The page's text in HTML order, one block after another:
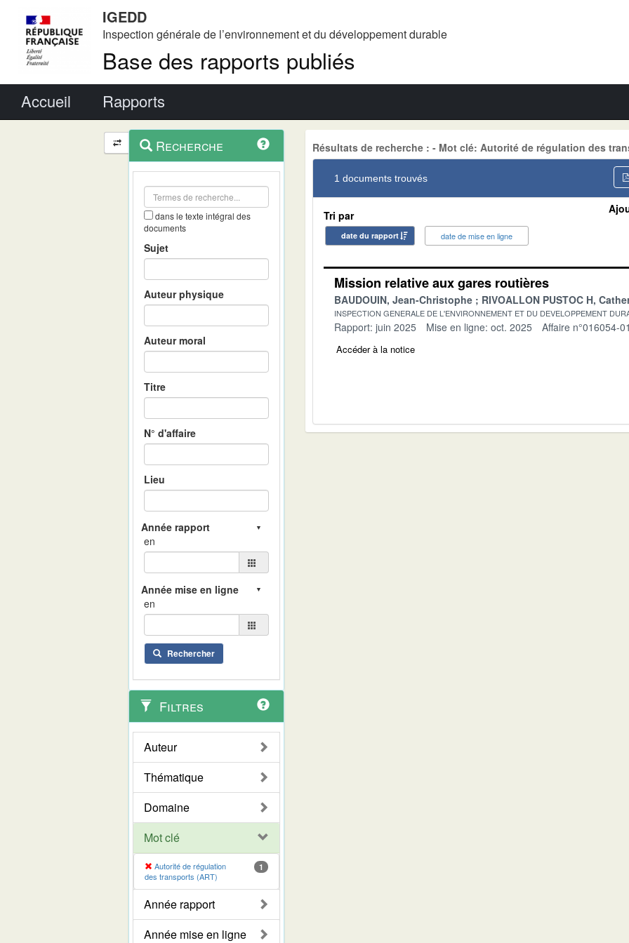
IGEDD
Inspection générale de l’environnement et du développement durable
Base des rapports publiés
Accueil Rapports
Navigation
et
outils
contextuel
Recherche
dans le texte intégral des
documents
Sujet
Auteur physique
Auteur moral
Titre
N° d'affaire
Lieu
en
en
Rechercher
Filtres
Auteur
Thématique
Domaine
Mot clé
Autorité de régulation
des transports (ART)
1
Année rapport
Année mise en ligne
Résultats de recherche : - Mot clé: Autorité de régulation des
1 documents trouvés
Tri par
date du rapport date de mise en ligne
Mission relative aux gares routières
BAUDOUIN, Jean-Christophe RIVOALLON PUSTOC H,
INSPECTION GENERALE DE L'ENVIRONNEMENT ET DU DEVELOPPEMENT
Rapport: juin 2025 Mise en ligne: oct. 2025 Affaire n°016054-01
Accéder à la notice